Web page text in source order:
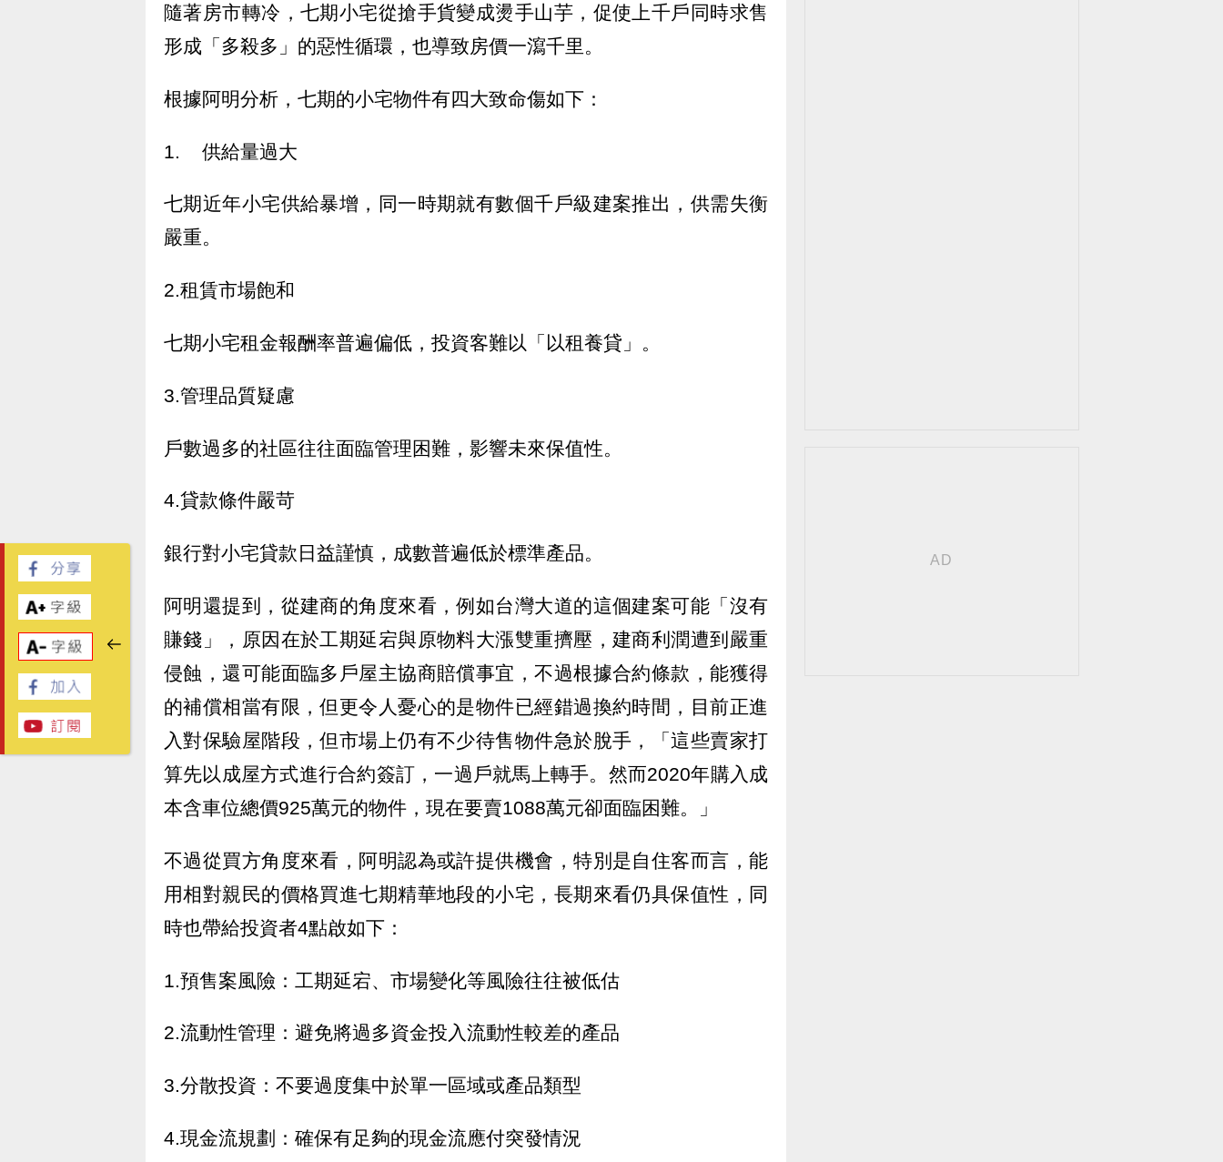
隨著房市轉冷，七期小宅從搶手貨變成燙手山芋，促使上千戶同時求售
形成「多殺多」的惡性循環，也導致房價一瀉千里。
根據阿明分析，七期的小宅物件有四大致命傷如下：
1. 供給量過大
七期近年小宅供給暴增，同一時期就有數個千戶級建案推出，供需失衡
嚴重。
2.租賃市場飽和
七期小宅租金報酬率普遍偏低，投資客難以「以租養貸」。
3.管理品質疑慮
戶數過多的社區往往面臨管理困難，影響未來保值性。
4.貸款條件嚴苛
銀行對小宅貸款日益謹慎，成數普遍低於標準產品。
阿明還提到，從建商的角度來看，例如台灣大道的這個建案可能「沒有
賺錢」，原因在於工期延宕與原物料大漲雙重擠壓，建商利潤遭到嚴重
侵蝕，還可能面臨多戶屋主協商賠償事宜，不過根據合約條款，能獲得
的補償相當有限，但更令人憂心的是物件已經錯過換約時間，目前正進
入對保驗屋階段，但市場上仍有不少待售物件急於脫手，「這些賣家打
算先以成屋方式進行合約簽訂，一過戶就馬上轉手。然而2020年購入成
本含車位總價925萬元的物件，現在要賣1088萬元卻面臨困難。」
不過從買方角度來看，阿明認為或許提供機會，特別是自住客而言，能
用相對親民的價格買進七期精華地段的小宅，長期來看仍具保值性，同
時也帶給投資者4點啟如下：
1.預售案風險：工期延宕、市場變化等風險往往被低估
2.流動性管理：避免將過多資金投入流動性較差的產品
3.分散投資：不要過度集中於單一區域或產品類型
4.現金流規劃：確保有足夠的現金流應付突發情況